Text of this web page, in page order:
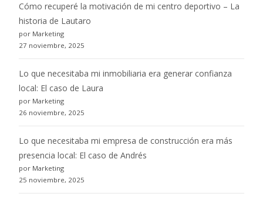
Cómo recuperé la motivación de mi centro deportivo – La
historia de Lautaro
por Marketing
27 noviembre, 2025
Lo que necesitaba mi inmobiliaria era generar confianza
local: El caso de Laura
por Marketing
26 noviembre, 2025
Lo que necesitaba mi empresa de construcción era más
presencia local: El caso de Andrés
por Marketing
25 noviembre, 2025